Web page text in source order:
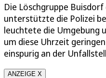
Die Löschgruppe
unterstützte die Polizei
leuchtete die Umgebung
um diese Uhrzeit
einspurig an der
ANZEIGE X